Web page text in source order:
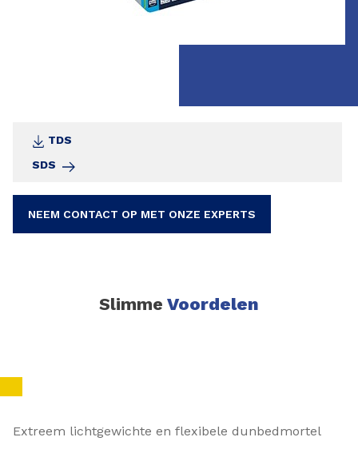
TDS
SDS
NEEM CONTACT OP MET ONZE EXPERTS
emissiearm volgens GEV-Emicode EC1R en
Slimme Voordelen
Extreem lichtgewichte en flexibele dunbedmortel